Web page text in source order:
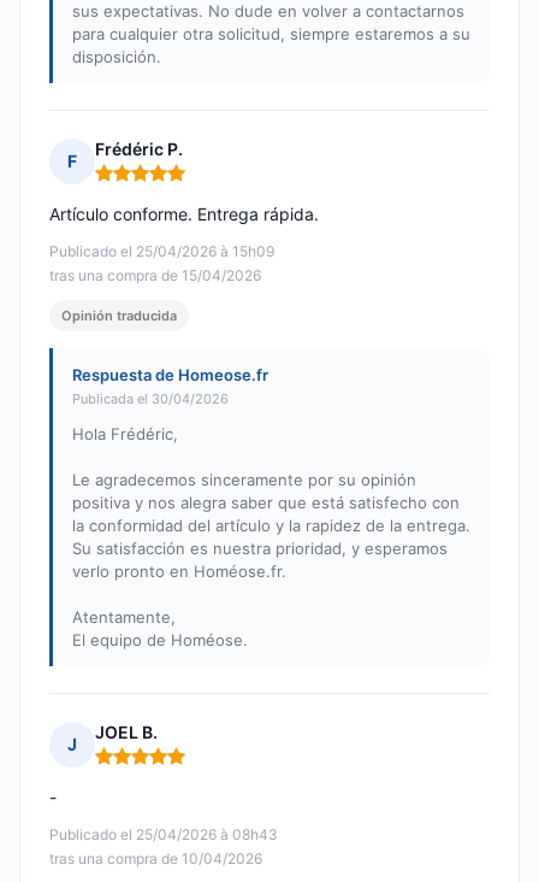
sus expectativas. No dude en volver a contactarnos
para cualquier otra solicitud, siempre estaremos a su
disposición.
F
Frédéric P.
Nota: 5 de 5
Publicado el 25/04/2026 à 15h09
tras una compra de 15/04/2026
Artículo conforme. Entrega rápida.
Opinión traducida
Respuesta de Homeose.fr
Publicada el 30/04/2026
Hola Frédéric,
Le agradecemos sinceramente por su opinión
positiva y nos alegra saber que está satisfecho con
la conformidad del artículo y la rapidez de la entrega.
Su satisfacción es nuestra prioridad, y esperamos
verlo pronto en Homéose.fr.
Atentamente,
El equipo de Homéose.
J
JOEL B.
Nota: 5 de 5
Publicado el 25/04/2026 à 08h43
tras una compra de 10/04/2026
-